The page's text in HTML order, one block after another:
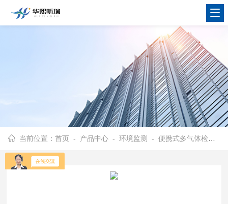
当前位置：首页 - 产品中心 -环境监测 -便携式多气体检测仪